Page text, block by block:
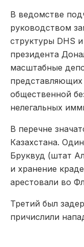
В ведомстве
руководством
структуры DHS
президента
масштабные
общественной
нелегальных
В перечне
Казахстана.
Бруквуд (штат
и хранение
арестовали во
Третий был
причислили